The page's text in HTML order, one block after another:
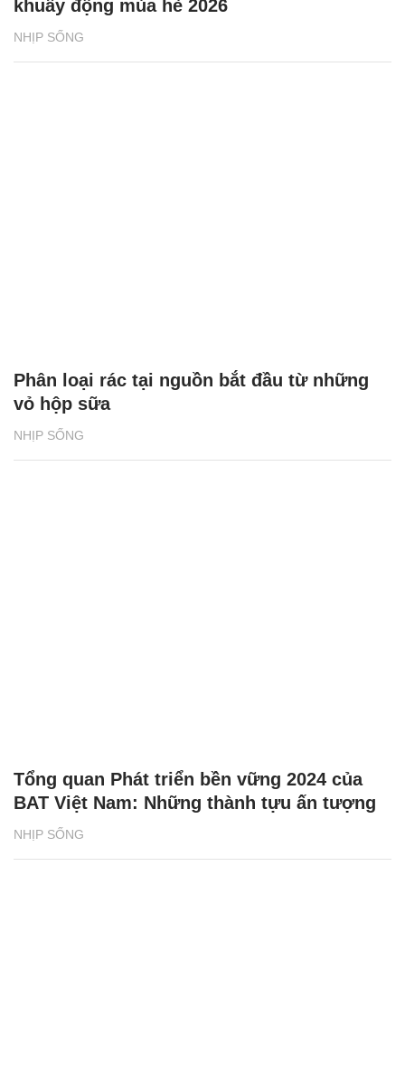
NHỊP SỐNG
khuấy động mùa hè 2026
NHỊP SỐNG
Phân loại rác tại nguồn bắt đầu từ những
vỏ hộp sữa
NHỊP SỐNG
Tổng quan Phát triển bền vững 2024 của
BAT Việt Nam: Những thành tựu ấn tượng